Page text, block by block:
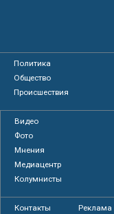
Политика
Общество
Происшествия
Видео
Фото
Мнения
Медиацентр
Колумнисты
Контакты Реклама